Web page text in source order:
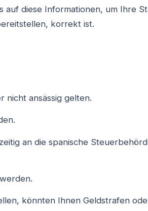
auf diese Informationen, um Ihre
korrekt ist.
nicht ansässig gelten.
an die spanische
könnten Ihnen Geldstrafen